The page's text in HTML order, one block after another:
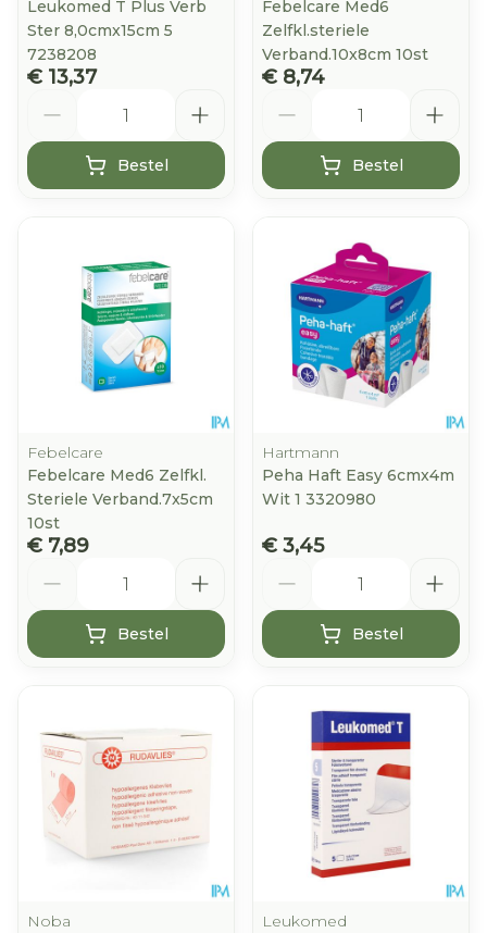
Leukomed T Plus Verb
Ster 8,0cmx15cm 5
7238208
€ 13,37
Bestel
Febelcare Med6
Zelfkl.steriele
Verband.10x8cm 10st
€ 8,74
Bestel
Febelcare
Febelcare Med6 Zelfkl.
Steriele Verband.7x5cm
10st
€ 7,89
Bestel
Hartmann
Peha Haft Easy 6cmx4m
Wit 1 3320980
€ 3,45
Bestel
Noba
Leukomed